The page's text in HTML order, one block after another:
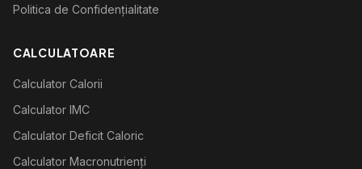
Politica de Confidențialitate
CALCULATOARE
Calculator Calorii
Calculator IMC
Calculator Deficit Caloric
Calculator Macronutrienți